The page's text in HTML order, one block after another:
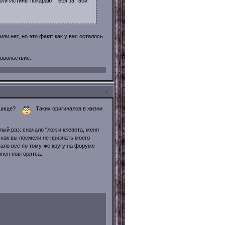
нет, но это факт: как у вас осталось
7
Таких оригиналов в жизни
раз: сначало "лож и клевета, меня
вы посмели не признать моего
все по тому-же кругу на форуме
повторятса.